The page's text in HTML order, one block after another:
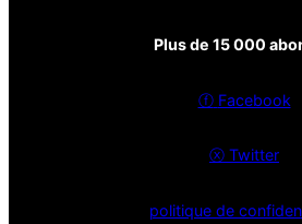
Plus de 15 000
ⓕ Facebook
ⓧ Twitter
politique de